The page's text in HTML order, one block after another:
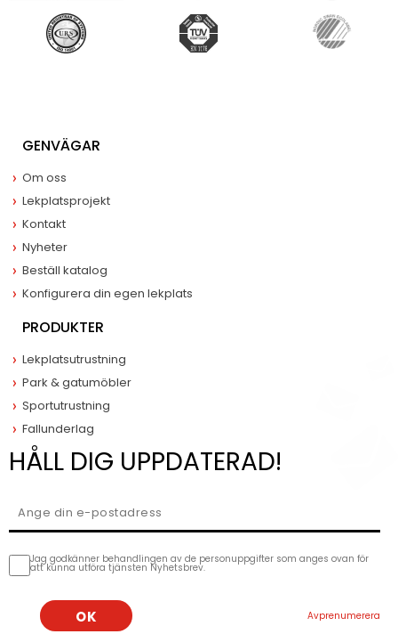
GENVÄGAR
Om oss
Lekplatsprojekt
Kontakt
Nyheter
Beställ katalog
Konfigurera din egen lekplats
PRODUKTER
Lekplatsutrustning
Park & gatumöbler
Sportutrustning
Fallunderlag
HÅLL DIG UPPDATERAD!
Jag godkänner behandlingen av de personuppgifter som anges ovan för
att kunna utföra tjänsten Nyhetsbrev.